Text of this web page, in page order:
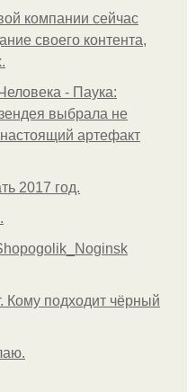
компании сейчас
своего контента,
- Паука:
выбрала не
артефакт
2017 год.
Кому подходит чёрный